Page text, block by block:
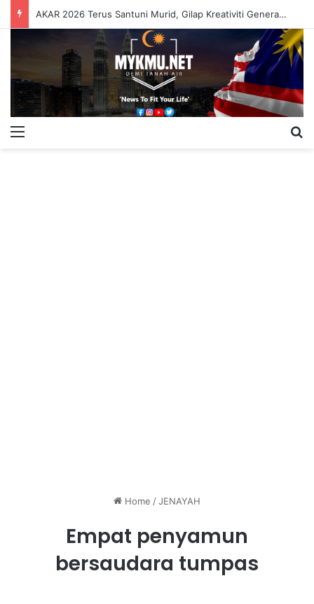
AKAR 2026 Terus Santuni Murid, Gilap Kreativiti Generasi Muda
Home /JENAYAH
Empat penyamun
bersaudara tumpas